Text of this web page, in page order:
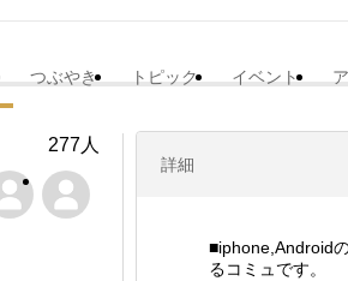
つぶやき トピック イベント
詳細
■iphone,Android
るコミュです。
277人